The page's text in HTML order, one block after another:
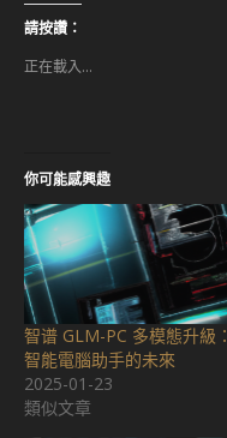
分
享
至
新
請按讚：
正在載入...
你可能感興趣
智谱 GLM-PC 多模態升級：
智能電腦助手的未來
2025-01-23
類似文章